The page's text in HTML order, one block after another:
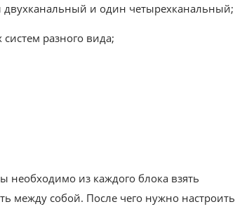
двухканальный и один четырехканальный;
систем разного вида;
необходимо из каждого блока взять
между собой. После чего нужно настроить